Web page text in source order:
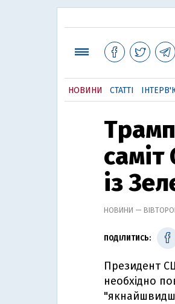
НОВИНИ СТАТТІ
саміт
із
НОВИНИ —
ПОДІЛИТИСЬ:
Президент
необхідно